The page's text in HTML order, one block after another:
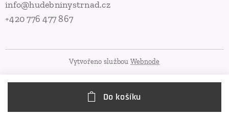
Do košíku
info@hudebninystrnad.cz
+420 776 477 867
Vytvořeno službou Webnode